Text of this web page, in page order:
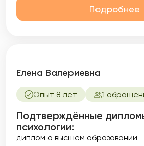
метафорические карты,
проективные методики.
Подробнее
Елена Валериевна
Опыт 8 лет 1
Подтверждённые
психологии:
диплом о высшем образовании